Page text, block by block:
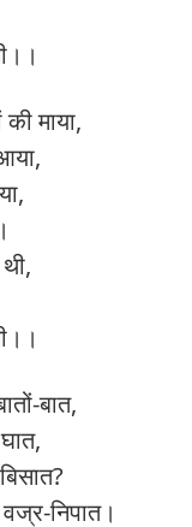
माया,
बात,
निपात।